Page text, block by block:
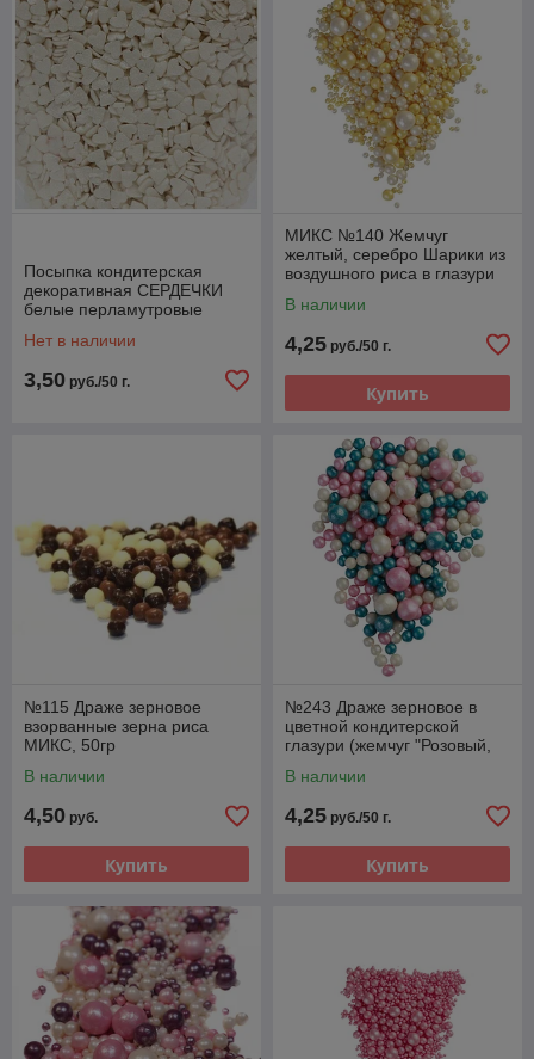
Посыпка кондитерская
декоративная СЕРДЕЧКИ
белые перламутровые
Нет в наличии
3,50 руб./50 г.
МИКС №140 Жемчуг
желтый, серебро Шарики из
воздушного риса в глазури
В наличии
4,25 руб./50 г.
Купить
№115 Драже зерновое
взорванные зерна риса
МИКС, 50гр
В наличии
4,50 руб.
Купить
№243 Драже зерновое в
цветной кондитерской
глазури (жемчуг "Розовый,
В наличии
4,25 руб./50 г.
Купить